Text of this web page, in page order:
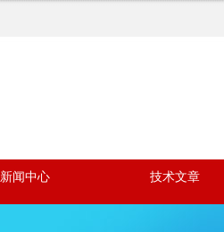
新闻中心 技术文章